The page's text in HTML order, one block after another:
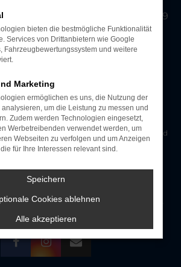
28 | DE-94315 Straubing | Tel.: +49
0 | info@auto-straubing.de
sowie die angegebene Ersparnis
der ehemaligen unverbindlichen
des Herstellers am Tag der Erstzulassung
(Neupreis).
um ein Finanzierungs-Angebot. Preise sind
Irrtümer vorbehalten.
Irrtümer vorbehalten.
Datenschutz
GmbH | Senefelderstraße 28 | DE-94315
bieten die bestmögliche Funktionalität
Services von Drittanbietern wie Google
Fahrzeugbewertungssystem und weitere
Marketing
ermöglichen es uns, die Nutzung der
um die Leistung zu messen und
Zudem werden Technologien eingesetzt,
Werbetreibenden verwendet werden, um
Webseiten zu verfolgen und um Anzeigen
für Ihre Interessen relevant sind.
Speichern
Cookies ablehnen
Alle akzeptieren